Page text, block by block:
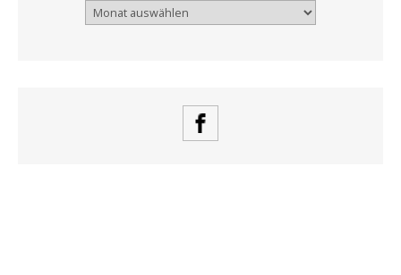
Archiv